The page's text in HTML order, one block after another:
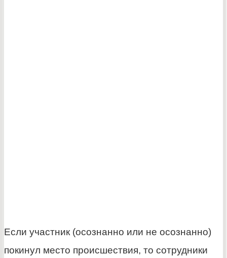
Если участник (осознанно или не осознанно)
покинул место происшествия, то сотрудники